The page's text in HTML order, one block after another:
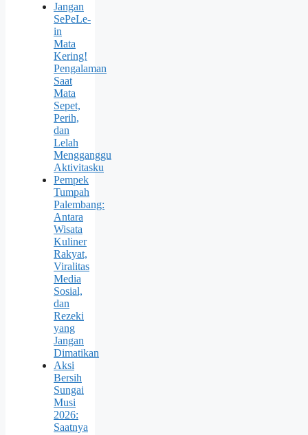
Jangan
SePeLe-
in
Mata
Kering!
Pengalaman
Saat
Mata
Sepet,
Perih,
dan
Lelah
Mengganggu
Aktivitasku
Pempek
Tumpah
Palembang:
Antara
Wisata
Kuliner
Rakyat,
Viralitas
Media
Sosial,
dan
Rezeki
yang
Jangan
Dimatikan
Aksi
Bersih
Sungai
Musi
2026:
Saatnya